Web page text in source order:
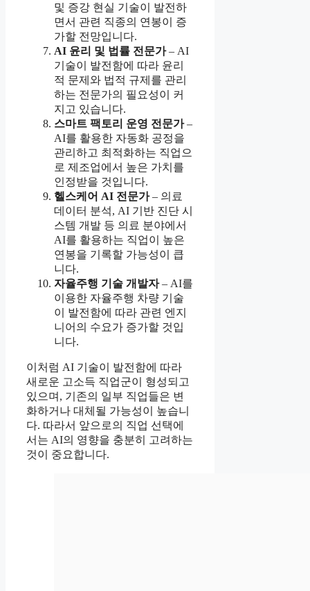
및 증강 현실 기술이 발전하
면서 관련 직종의 연봉이 증
가할 전망입니다.
AI 윤리 및 법률 전문가– AI
기술이 발전함에 따라 윤리
적 문제와 법적 규제를 관리
하는 전문가의 필요성이 커
지고 있습니다.
스마트 팩토리 운영 전문가–
AI를 활용한 자동화 공정을
관리하고 최적화하는 직업으
로 제조업에서 높은 가치를
인정받을 것입니다.
헬스케어 AI 전문가– 의료
데이터 분석, AI 기반 진단 시
스템 개발 등 의료 분야에서
AI를 활용하는 직업이 높은
연봉을 기록할 가능성이 큽
니다.
자율주행 기술 개발자– AI를
이용한 자율주행 차량 기술
이 발전함에 따라 관련 엔지
니어의 수요가 증가할 것입
니다.
이처럼 AI 기술이 발전함에 따라
새로운 고소득 직업군이 형성되고
있으며, 기존의 일부 직업들은 변
화하거나 대체될 가능성이 높습니
다. 따라서 앞으로의 직업 선택에
서는 AI의 영향을 충분히 고려하는
것이 중요합니다.